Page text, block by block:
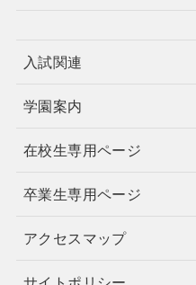
入試関連
学園案内
在校生専用ページ
卒業生専用ページ
アクセスマップ